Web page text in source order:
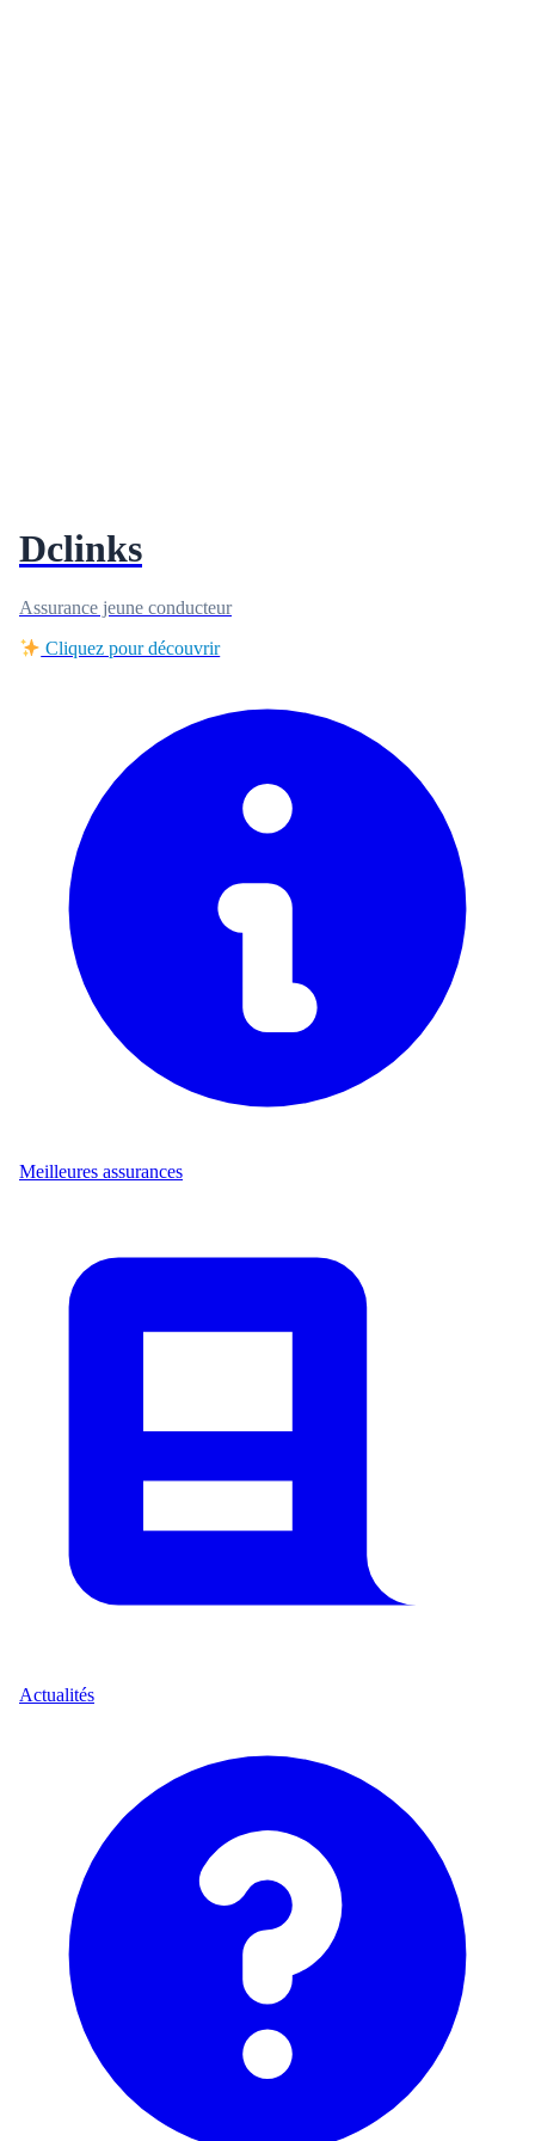
Dclinks
Assurance jeune conducteur
Cliquez pour découvrir
Meilleures assurances
Actualités